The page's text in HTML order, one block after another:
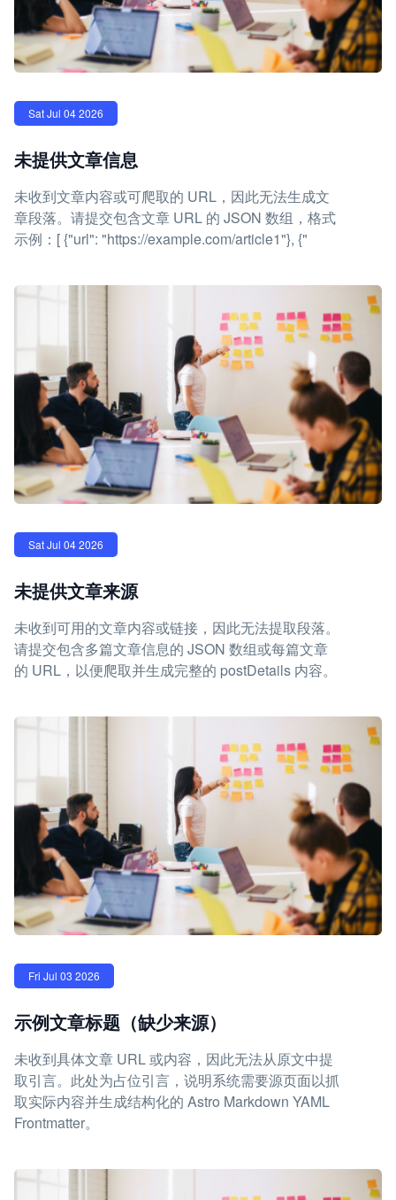
Sat Jul 04 2026
未提供文章信息
未收到文章内容或可爬取的 URL，因此无法生成文
章段落。请提交包含文章 URL 的 JSON 数组，格式
示例：[ {"url": "https://example.com/article1"}, {"
Sat Jul 04 2026
未提供文章来源
未收到可用的文章内容或链接，因此无法提取段落。
请提交包含多篇文章信息的 JSON 数组或每篇文章
的 URL，以便爬取并生成完整的 postDetails 内容。
Fri Jul 03 2026
示例文章标题（缺少来源）
未收到具体文章 URL 或内容，因此无法从原文中提
取引言。此处为占位引言，说明系统需要源页面以抓
取实际内容并生成结构化的 Astro Markdown YAML
Frontmatter。